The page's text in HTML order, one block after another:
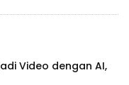
Video dengan AI,